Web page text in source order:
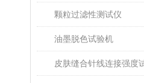
颗粒过滤性测试仪
油墨脱色试验机
皮肤缝合针线连接强度